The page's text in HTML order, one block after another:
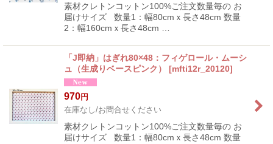
素材クレトンコットン100%ご注文数量毎の お
届けサイズ 数量1：幅80cmｘ長さ48cm 数量
2：幅160cmｘ長さ48cm …
「J即納」はぎれ80×48：フィゲロール・ムーシ
ュ（生成りベースピンク）
[mfti12r_20120]
970円
在庫なし/お問合せください
素材クレトンコットン100%ご注文数量毎の お
届けサイズ 数量1：幅80cmｘ長さ48cm 数量